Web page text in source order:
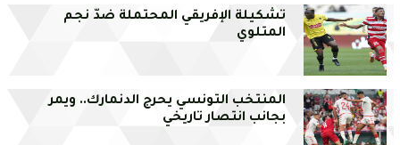
تشكيلة الإفريقي المحتملة ضدّ نجم
المتلوي
المنتخب التونسي يحرج الدنمارك.. ويمر
بجانب انتصار تاريخي